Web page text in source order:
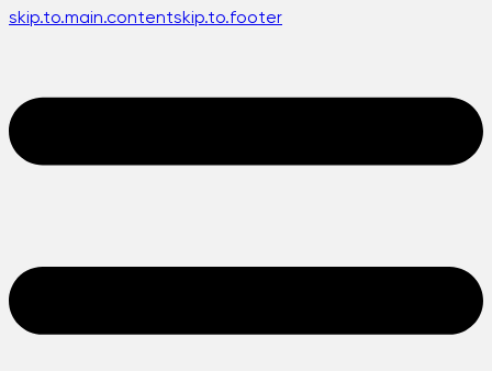
skip.to.main.contentskip.to.footer